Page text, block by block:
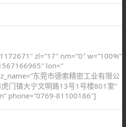
zl=”17″ nm=”0″ w=”100%”
lon=”
东莞市德索精密工业有限公
门镇大宁文明路13号1号楼801室”
phone=”0769-81100186″]